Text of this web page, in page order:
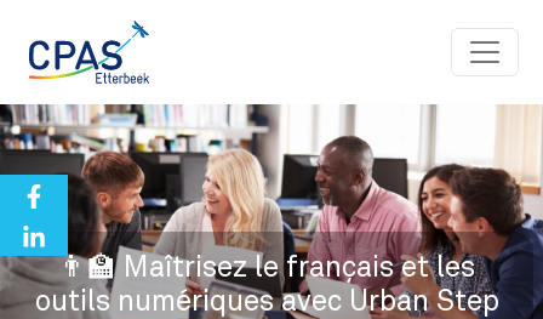
👨‍🏫 Maîtrisez le français et les
outils numériques avec Urban Step